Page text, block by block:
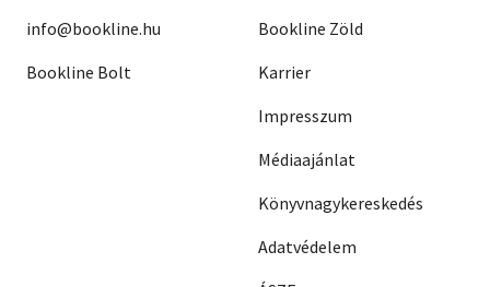
info@bookline.hu
Bookline Bolt
Bookline Zöld
Karrier
Impresszum
Médiaajánlat
Könyvnagykereskedés
Adatvédelem